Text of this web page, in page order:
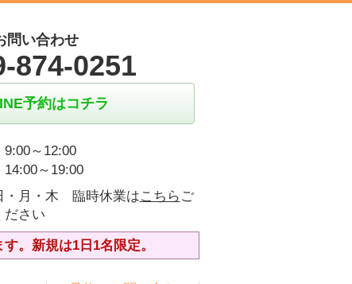
問い合わせ
874-0251
予約はコチラ
9:00～12:00
14:00～19:00
・月・木 臨時休業はこちら ご
ださい
。新規は1日1名限定。